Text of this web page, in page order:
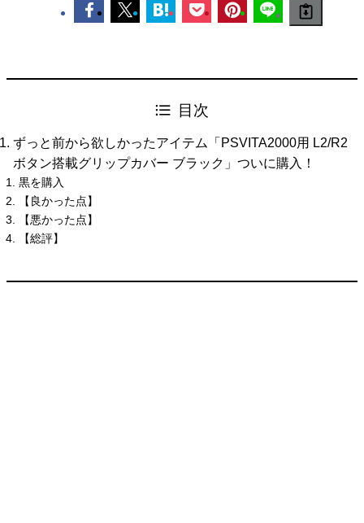
目次
ずっと前から欲しかったアイテム「PSVITA2000用 L2/R2
ボタン搭載グリップカバー ブラック」ついに購入！
黒を購入
【良かった点】
【悪かった点】
【総評】